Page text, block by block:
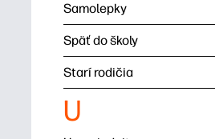
Samolepky
Späť do školy
Starí rodičia
U